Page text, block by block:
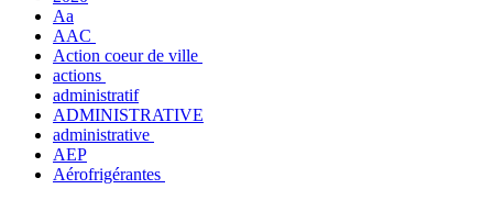
Aa
AAC
Action coeur de ville
actions
administratif
ADMINISTRATIVE
administrative
AEP
Aérofrigérantes